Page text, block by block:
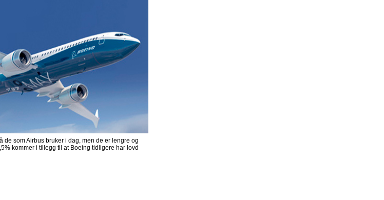
de som Airbus bruker i dag, men de er lengre og
kommer i tillegg til at Boeing tidligere har lovd